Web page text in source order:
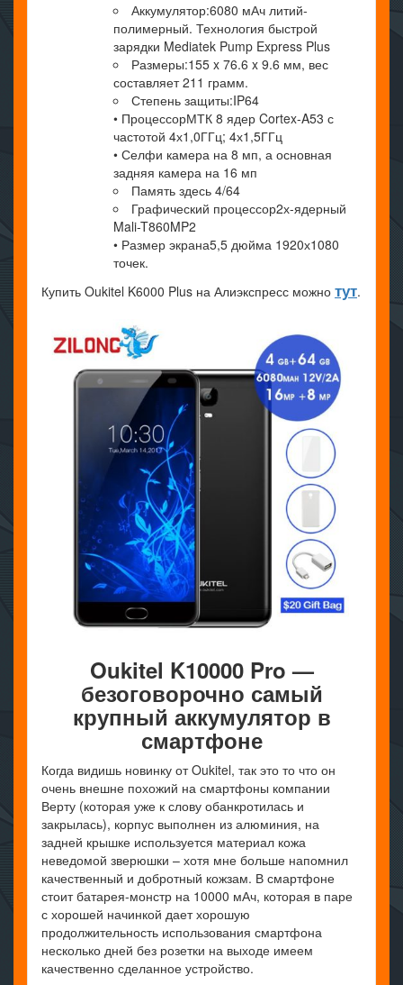
Аккумулятор:6080 мАч литий-
полимерный. Технология быстрой
зарядки Mediatek Pump Express Plus
Размеры:155 x 76.6 x 9.6 мм, вес
составляет 211 грамм.
Степень защиты:IP64
• ПроцессорМТК 8 ядер Cortex-A53 с
частотой 4х1,0ГГц; 4х1,5ГГц
• Селфи камера на 8 мп, а основная
задняя камера на 16 мп
Память здесь 4/64
Графический процессор2х-ядерный
Mali-T860MP2
• Размер экрана5,5 дюйма 1920х1080
точек.
Купить Oukitel K6000 Plus на Алиэкспресс можно тут.
Oukitel K10000 Pro —
безоговорочно самый
крупный аккумулятор в
смартфоне
Когда видишь новинку от Oukitel, так это то что он
очень внешне похожий на смартфоны компании
Верту (которая уже к слову обанкротилась и
закрылась), корпус выполнен из алюминия, на
задней крышке используется материал кожа
неведомой зверюшки – хотя мне больше напомнил
качественный и добротный кожзам. В смартфоне
стоит батарея-монстр на 10000 мАч, которая в паре
с хорошей начинкой дает хорошую
продолжительность использования смартфона
несколько дней без розетки на выходе имеем
качественно сделанное устройство.